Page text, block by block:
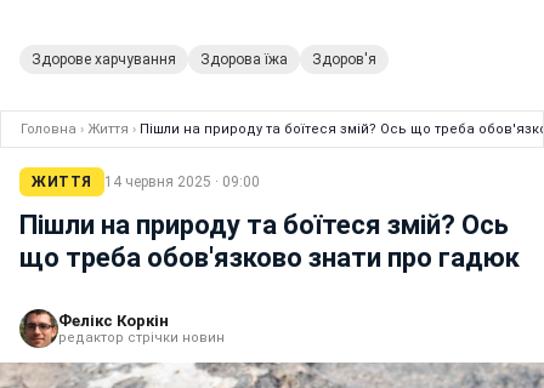
Здорове харчування Здорова їжа Здоров'я
Головна › Життя › Пішли на природу та боїтеся змій? Ось що треба
ЖИТТЯ 14 червня 2025 · 09:00
Пішли на природу та боїтеся змій? Ось
що треба обов'язково знати про гадюк
Фелікс Коркін
редактор стрічки новин